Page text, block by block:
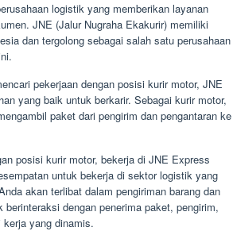
logistik yang memberikan layanan
JNE (Jalur Nugraha Ekakurir) memiliki
dan tergolong sebagai salah satu perusahaan
pekerjaan dengan posisi kurir motor, JNE
yang baik untuk berkarir. Sebagai kurir motor,
paket dari pengirim dan pengantaran ke
posisi kurir motor, bekerja di JNE Express
untuk bekerja di sektor logistik yang
akan terlibat dalam pengiriman barang dan
dengan penerima paket, pengirim,
yang dinamis.